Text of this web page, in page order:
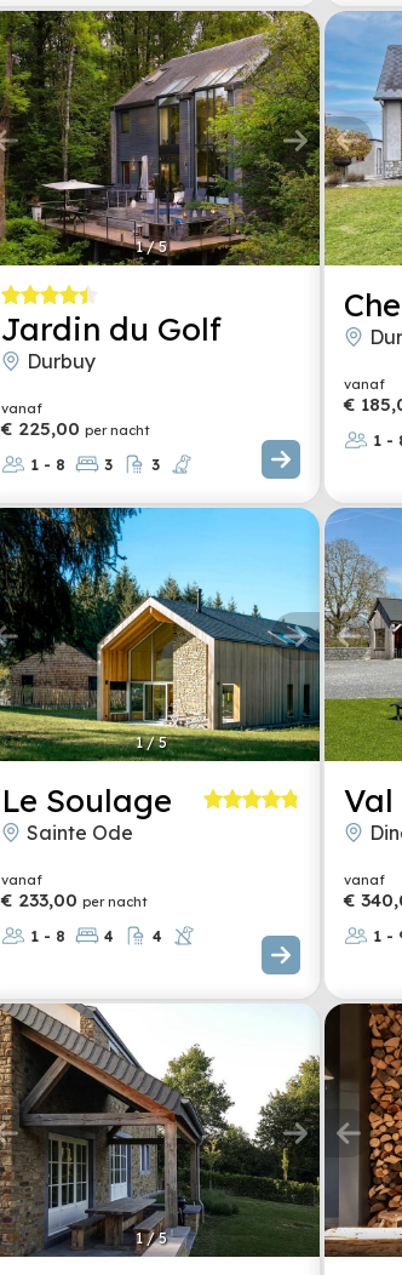
Jardin du Golf
Durbuy
vanaf
€ 225,00 per nacht
1 - 8 3 3
1/5
vanaf
€
1 -
Le Soulage
Sainte Ode
vanaf
€ 233,00 per nacht
1 - 8 4 4
1/5
Val
vanaf
€
1 -
1/5